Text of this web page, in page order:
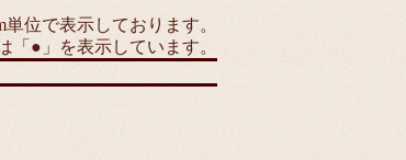
単位で表示しております。
「●」を表示しています。